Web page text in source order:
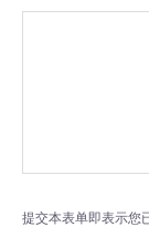
提交本表单即表示您